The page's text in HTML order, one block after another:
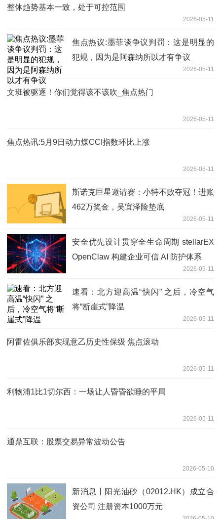
整体趋势基本一致，处于可控范围
2026-05-11
焦点热议:墨菲谈争议判罚：这是明显的
犯规，因为是阿森纳所以才有争议
2026-05-11
文班被驱逐！你们觉得该不该吹_焦点热门
2026-05-11
焦点热讯:5月9日动力煤CCI指数环比上涨
2026-05-11
斯诺克巨星邀请赛：小特不败夺冠！进账
462万奖金，吴宜泽险垫底
2026-05-11
安全优先设计贯穿全生命周期 stellarEX
OpenClaw 构建企业可信 AI 防护体系
2026-05-11
速看：北方迎高温“快闪” 之后，冷空气
将“断崖式”降温
2026-05-11
阿雷佐俱乐部实现意乙历史性保级 焦点滚动
2026-05-11
利物浦1比1切尔西：一场让人昏昏欲睡的平局
2026-05-11
通鼎互联：股票交易异常波动公告
2026-05-10
新消息丨阳光油砂（02012.HK）成立合
资公司 注册资本1000万元